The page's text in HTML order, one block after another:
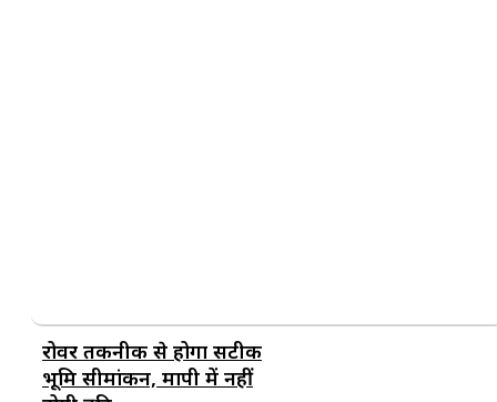
रोवर तकनीक से होगा सटीक
भूमि सीमांकन, मापी में नहीं